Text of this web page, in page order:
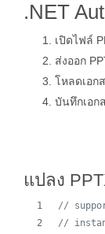
.NET
เปิดไฟล์
ส่งออก
โหลดเอก
บันทึกเอก
แปลง
//
//